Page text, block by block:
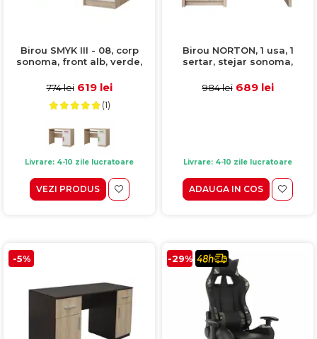
Birou SMYK III - 08, corp
sonoma, front alb, verde,
774 lei 619 lei
(1)
Livrare: 4-10 zile lucratoare
VEZI PRODUS
Birou NORTON, 1 usa, 1
sertar, stejar sonoma,
984 lei 689 lei
Livrare: 4-10 zile lucratoare
ADAUGA IN COS
-5% -29%